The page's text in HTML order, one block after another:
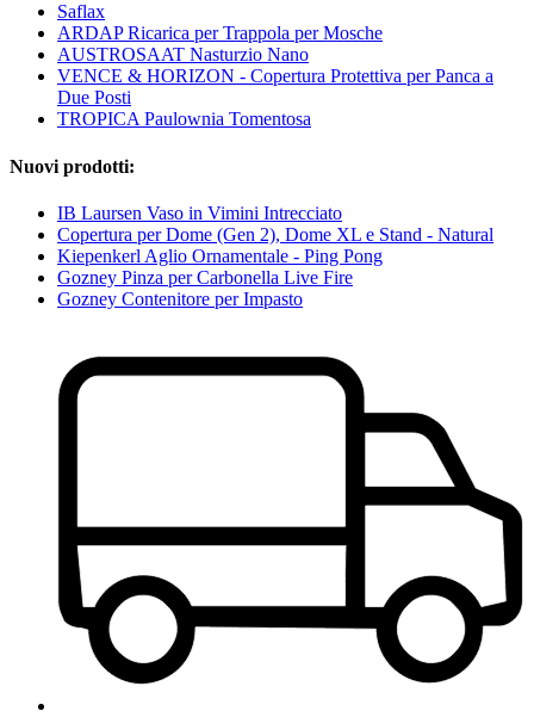
Saflax
ARDAP Ricarica per Trappola per Mosche
AUSTROSAAT Nasturzio Nano
VENCE & HORIZON - Copertura Protettiva per Panca a
Due Posti
TROPICA Paulownia Tomentosa
Nuovi prodotti:
IB Laursen Vaso in Vimini Intrecciato
Copertura per Dome (Gen 2), Dome XL e Stand - Natural
Kiepenkerl Aglio Ornamentale - Ping Pong
Gozney Pinza per Carbonella Live Fire
Gozney Contenitore per Impasto